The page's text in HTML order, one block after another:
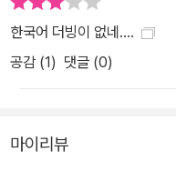
한국어 더빙이 없네....
공감 (1) 댓글 (0)
마이리뷰